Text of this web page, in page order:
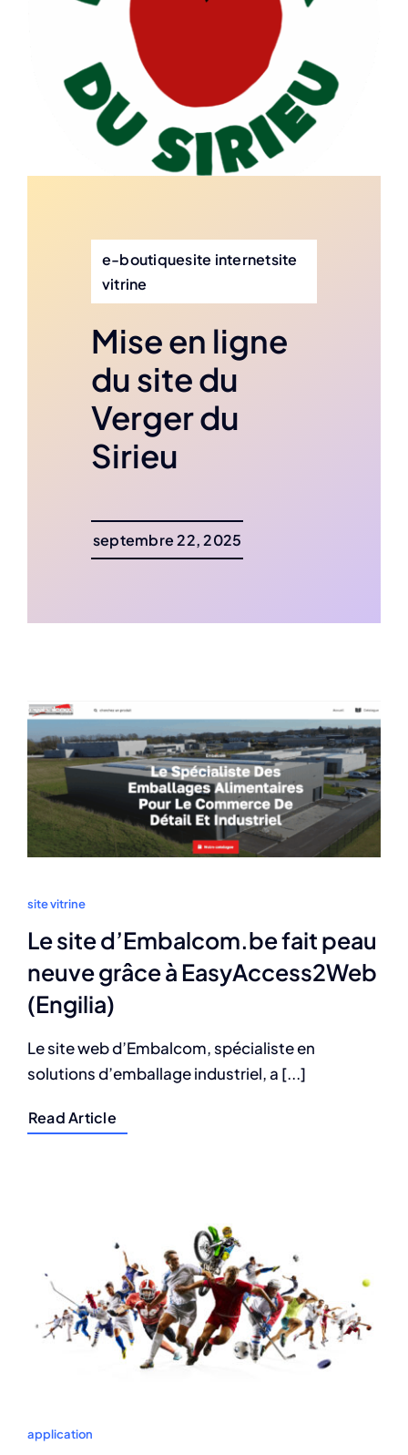
e-boutiquesite internetsite
vitrine
Mise en ligne
du site du
Verger du
Sirieu
septembre 22, 2025
site vitrine
Le site d’Embalcom.be fait peau
neuve grâce à EasyAccess2Web
(Engilia)
Le site web d’Embalcom, spécialiste en
solutions d’emballage industriel, a [...]
Read Article
application